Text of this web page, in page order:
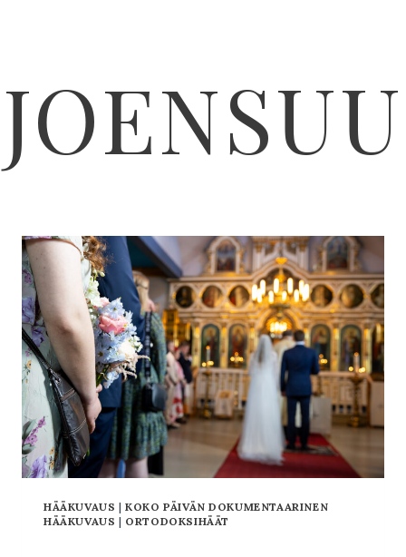
JOENSUU
HÄÄKUVAUS |KOKO PÄIVÄN DOKUMENTAARINEN
HÄÄKUVAUS | ORTODOKSIHÄÄT